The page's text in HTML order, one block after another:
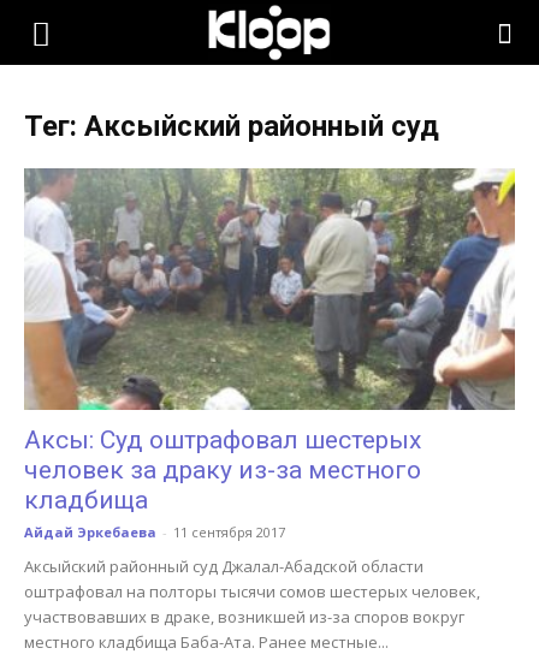
KLOOP.KG
Новости
Кыргызстана
Тег: Аксыйский районный суд
Аксы: Суд оштрафовал шестерых
человек за драку из-за местного
кладбища
Айдай Эркебаева - 11 сентября 2017
Аксыйский районный суд Джалал-Абадской области
оштрафовал на полторы тысячи сомов шестерых человек,
участвовавших в драке, возникшей из-за споров вокруг
местного кладбища Баба-Ата. Ранее местные...